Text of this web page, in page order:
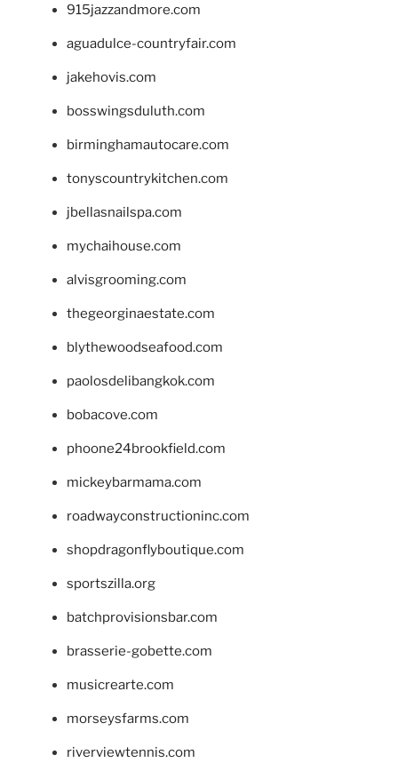
915jazzandmore.com
aguadulce-countryfair.com
jakehovis.com
bosswingsduluth.com
birminghamautocare.com
tonyscountrykitchen.com
jbellasnailspa.com
mychaihouse.com
alvisgrooming.com
thegeorginaestate.com
blythewoodseafood.com
paolosdelibangkok.com
bobacove.com
phoone24brookfield.com
mickeybarmama.com
roadwayconstructioninc.com
shopdragonflyboutique.com
sportszilla.org
batchprovisionsbar.com
brasserie-gobette.com
musicrearte.com
morseysfarms.com
riverviewtennis.com